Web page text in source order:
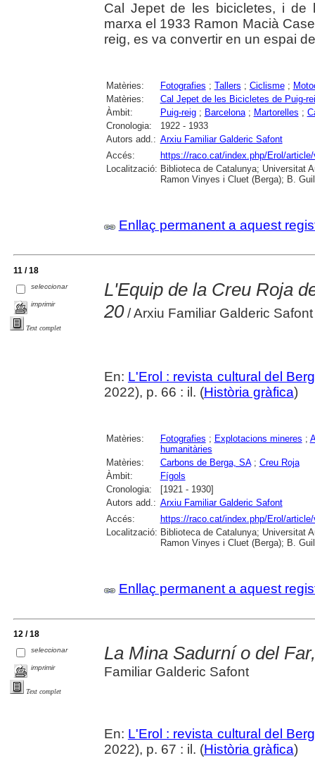
Cal Jepet de les bicicletes, i de
marxa el 1933 Ramon Macià
reig, es va convertir en un espai
Matèries: Fotografies ; Tallers ; Ciclisme;
Matèries:
Cal Jepet de les Bicicletes de Puig-
Àmbit:
Puig-reig; Barcelona; Martorelles ;
Cronologia:
1922 - 1933
Autors add.: Arxiu Familiar Galderic Safont
Accés:
https://raco.cat/index.php/Erol/article/
Localització: Biblioteca de Catalunya; Universitat
Ramon Vinyes i Cluet (Berga); B.
Enllaç permanent a aquest
11 / 18
seleccionar
imprimir
Text complet
L'Equip de la Creu Roja
20/ Arxiu Familiar Galderic Safont
En: L'Erol : revista cultural del
2022), p. 66 : il. (Història gràfica)
Matèries: Fotografies ; Explotacions mineres ;
humanitàries
Matèries:
Carbons de Berga, SA; Creu Roja
Àmbit:
Fígols
Cronologia:
[1921 - 1930]
Autors add.: Arxiu Familiar Galderic Safont
Accés:
https://raco.cat/index.php/Erol/
Localització: Biblioteca de Catalunya; Universitat
Ramon Vinyes i Cluet (Berga); B.
Enllaç permanent a aquest
12 / 18
seleccionar
imprimir
Text complet
La Mina Sadurní o del
Familiar Galderic Safont
En: L'Erol : revista cultural del
2022), p. 67 : il. (Història gràfica)